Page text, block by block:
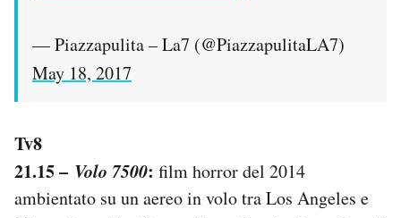
— Piazzapulita – La7 (@PiazzapulitaLA7)
May 18, 2017
Tv8
21.15 – Volo 7500: film horror del 2014
ambientato su un aereo in volo tra Los Angeles e